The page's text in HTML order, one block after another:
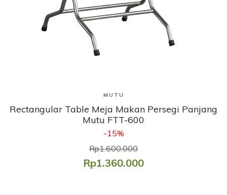
Lihat Produk
MUTU
Rectangular Table Meja Makan Persegi Panjang
Mutu FTT-600
-15%
Rp1.600.000
Rp1.360.000